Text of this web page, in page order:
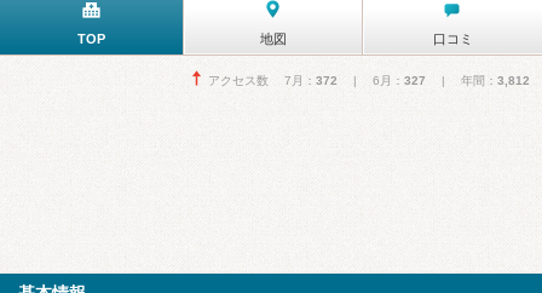
TOP 地図 口コミ
アクセス数 7月： 372 | 6月： 327 | 年間： 3,812